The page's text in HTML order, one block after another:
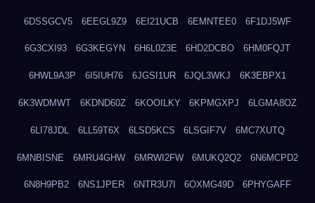
6DSSGCV5 6EEGL9Z9 6EI21UCB 6EMNTEE0 6F1DJ5WF
6G3CXI93 6G3KEGYN 6H6L0Z3E 6HD2DCBO 6HM0FQJT
6HWL9A3P 6I5IUH76 6JGSI1UR 6JQL3WKJ 6K3EBPX1
6K3WDMWT 6KDND60Z 6KOOILKY 6KPMGXPJ 6LGMA8OZ
6LI78JDL 6LL59T6X 6LSD5KCS 6LSGIF7V 6MC7XUTQ
6MNBISNE 6MRU4GHW 6MRWI2FW 6MUKQ2Q2 6N6MCPD2
6N8H9PB2 6NS1JPER 6NTR3U7I 6OXMG49D 6PHYGAFF